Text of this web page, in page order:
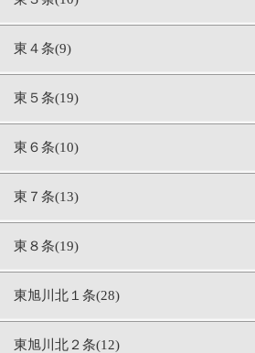
東４条(9)
東５条(19)
東６条(10)
東７条(13)
東８条(19)
東旭川北１条(28)
東旭川北２条(12)